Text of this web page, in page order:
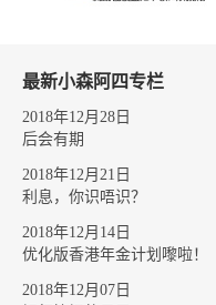
最新小森阿四专栏
2018年12月28日
后会有期
2018年12月21日
利息，你识唔识？
2018年12月14日
优化版香港年金计划嚟啦！
2018年12月07日